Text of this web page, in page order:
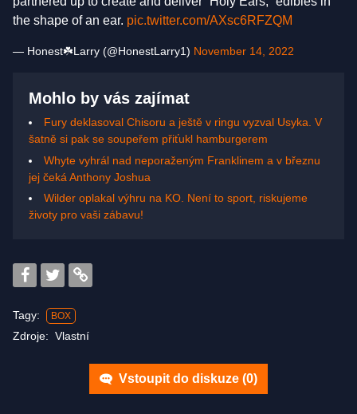
the shape of an ear. pic.twitter.com/AXsc6RFZQM
— Honest☘️Larry (@HonestLarry1) November 14, 2022
Mohlo by vás zajímat
Fury deklasoval Chisoru a ještě v ringu vyzval Usyka. V
šatně si pak se soupeřem přiťukl hamburgerem
Whyte vyhrál nad neporaženým Franklinem a v březnu
jej čeká Anthony Joshua
Wilder oplakal výhru na KO. Není to sport, riskujeme
životy pro vaši zábavu!
Tagy: BOX
Zdroje: Vlastní
Vstoupit do diskuze (0)